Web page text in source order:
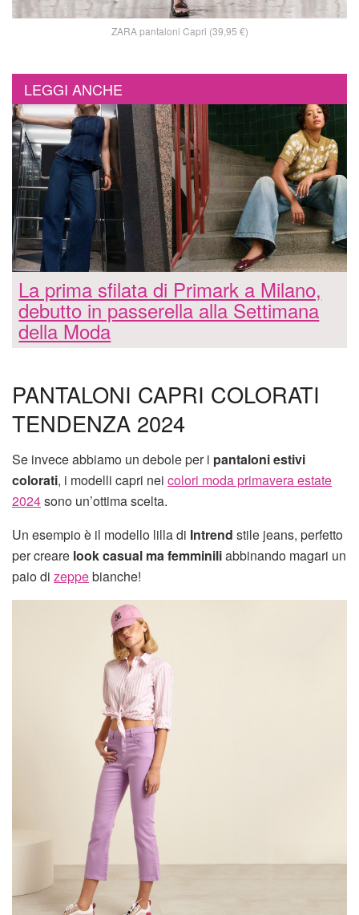
ZARA pantaloni Capri (39,95 €)
LEGGI ANCHE
La prima sfilata di Primark a Milano,
debutto in passerella alla Settimana
della Moda
PANTALONI CAPRI COLORATI
TENDENZA 2024
Se invece abbiamo un debole per i pantaloni estivi
colorati, i modelli capri nei colori moda primavera estate
2024sono un’ottima scelta.
Un esempio è il modello lilla di Intrend stile jeans, perfetto
per creare look casual ma femminiliabbinando magari un
paio di zeppebianche!